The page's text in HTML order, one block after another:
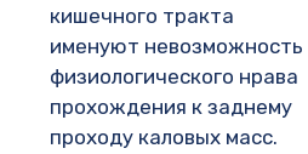
кишечного тракта
именуют невозможность
физиологического нрава
прохождения к заднему
проходу каловых масс.